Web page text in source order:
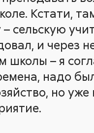
Кстати,
– сельскую
и через
школы – я
надо
но